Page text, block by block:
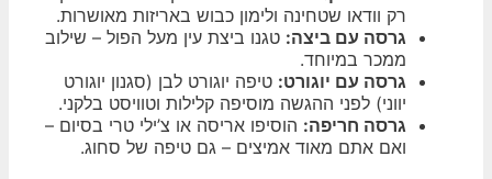
רק וודאו שטחינה ולימון כבוש באריזות מאושרות.
גרסה עם ביצה:טגנו ביצת עין מעל הפול – שילוב
ממכר במיוחד.
גרסה עם יוגורט:טיפה יוגורט לבן (סגנון יוגורט
יווני) לפני ההגשה מוסיפה קלילות וטוויסט בלקני.
גרסה חריפה:הוסיפו אריסה או צ’ילי טרי בסיום –
ואם אתם מאוד אמיצים – גם טיפה של סחוג.